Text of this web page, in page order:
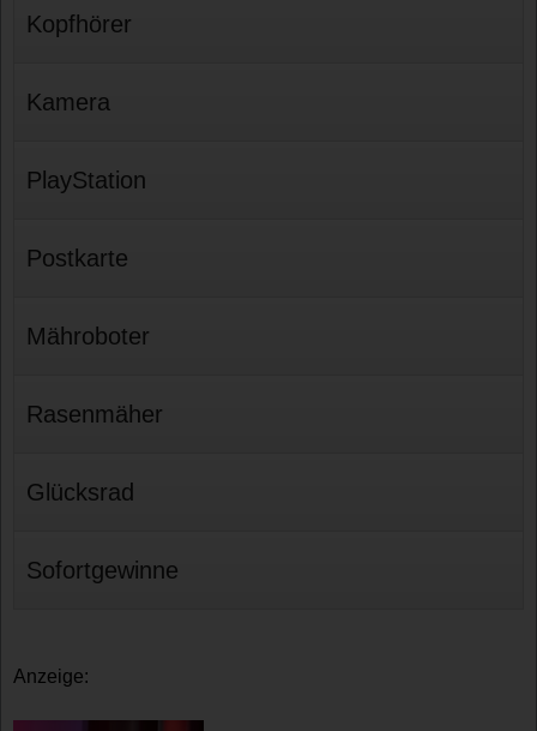
Kopfhörer
Kamera
PlayStation
Postkarte
Mähroboter
Rasenmäher
Glücksrad
Sofortgewinne
Anzeige: